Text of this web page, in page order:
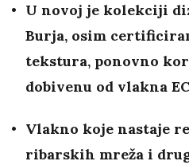
U novoj je kolekciji
Burja, osim
tekstura, ponovno
dobivenu od vlakna
Vlakno koje nastaje
ribarskih mreža i